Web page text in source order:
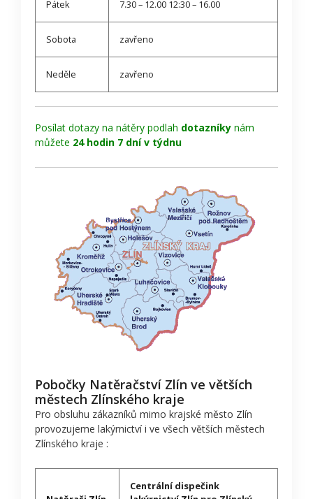
Pátek 7.30 – 12.00 12:30 – 16.00
Sobota zavřeno
Neděle zavřeno
Posílat dotazy na nátěry podlah dotazníky nám
můžete 24 hodin 7 dní v týdnu
Pobočky Natěračství Zlín ve větších
městech Zlínského kraje
Pro obsluhu zákazníků mimo krajské město Zlín
provozujeme lakýrnictví i ve všech větších městech
Zlínského kraje :
Centrální dispečink